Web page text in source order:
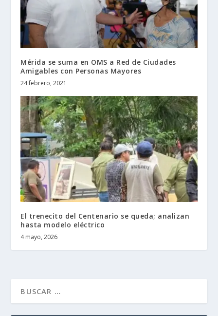
Mérida se suma en OMS a Red de Ciudades
Amigables con Personas Mayores
24 febrero, 2021
El trenecito del Centenario se queda; analizan
hasta modelo eléctrico
4 mayo, 2026